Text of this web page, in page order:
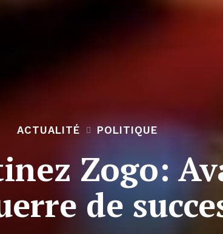
ACTUALITÉ POLITIQUE
Zogo:
de